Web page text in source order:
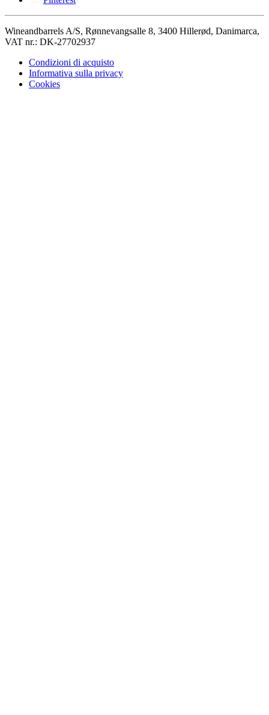
Wineandbarrels A/S, Rønnevangsalle 8, 3400 Hillerød, Danimarca,
VAT nr.: DK-27702937
Condizioni di acquisto
Informativa sulla privacy
Cookies